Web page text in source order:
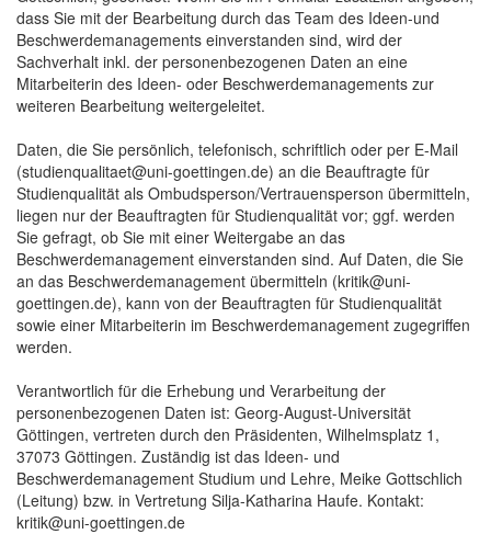
dass Sie mit der Bearbeitung durch das Team des Ideen-und
Beschwerdemanagements einverstanden sind, wird der
Sachverhalt inkl. der personenbezogenen Daten an eine
Mitarbeiterin des Ideen- oder Beschwerdemanagements zur
weiteren Bearbeitung weitergeleitet.
Daten, die Sie persönlich, telefonisch, schriftlich oder per E-Mail
(studienqualitaet@uni-goettingen.de) an die Beauftragte für
Studienqualität als Ombudsperson/Vertrauensperson übermitteln,
liegen nur der Beauftragten für Studienqualität vor; ggf. werden
Sie gefragt, ob Sie mit einer Weitergabe an das
Beschwerdemanagement einverstanden sind. Auf Daten, die Sie
an das Beschwerdemanagement übermitteln (kritik@uni-
goettingen.de), kann von der Beauftragten für Studienqualität
sowie einer Mitarbeiterin im Beschwerdemanagement zugegriffen
werden.
Verantwortlich für die Erhebung und Verarbeitung der
personenbezogenen Daten ist: Georg-August-Universität
Göttingen, vertreten durch den Präsidenten, Wilhelmsplatz 1,
37073 Göttingen. Zuständig ist das Ideen- und
Beschwerdemanagement Studium und Lehre, Meike Gottschlich
(Leitung) bzw. in Vertretung Silja-Katharina Haufe. Kontakt:
kritik@uni-goettingen.de